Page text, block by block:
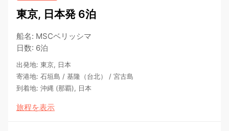
東京, 日本発 6泊
船名: MSCベリッシマ
日数: 6泊
出発地: 東京, 日本
寄港地: 石垣島 / 基隆（台北） / 宮古島
到着地: 沖縄 (那覇), 日本
旅程を表示